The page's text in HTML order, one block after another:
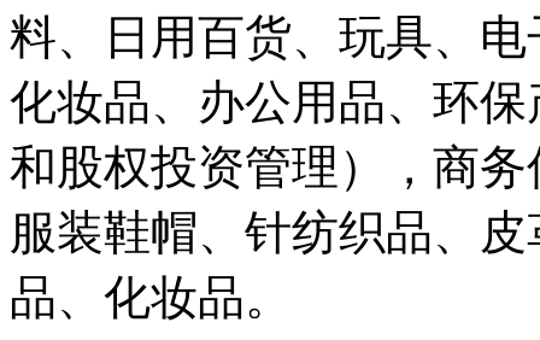
料、日用百货、玩具、
化妆品、办公用品、环
和股权投资管理），商
服装鞋帽、针纺织品、
品、化妆品。